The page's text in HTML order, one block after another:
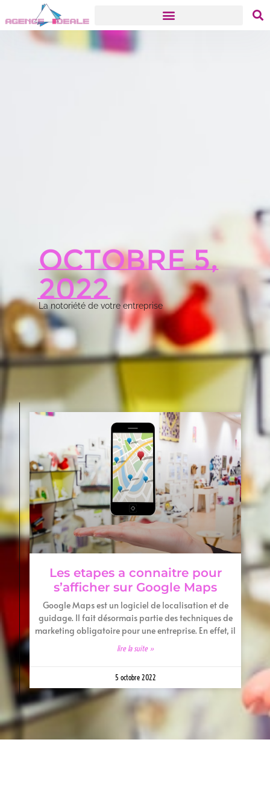
Octobre 5,
2022
La notoriété de votre entreprise
Les etapes a connaitre pour
s’afficher sur Google Maps
Google Maps est un logiciel de localisation et de
guidage. Il fait désormais partie des techniques de
marketing obligatoire pour une entreprise. En effet, il
lire la suite »
5 octobre 2022